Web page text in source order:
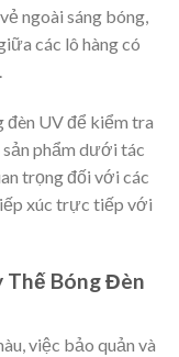
ngoài sáng bóng,
các lô hàng có
đèn UV để kiểm tra
sản phẩm dưới tác
trọng đối với các
xúc trực tiếp với
Thế Bóng Đèn
việc bảo quản và